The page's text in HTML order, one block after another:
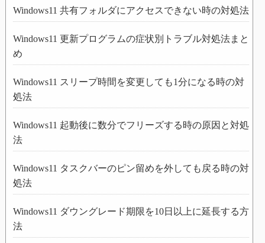
Windows11 共有フォルダにアクセスできない時の対処法
Windows11 更新プログラムの症状別トラブル対処法まと
め
Windows11 スリープ時間を変更しても1分になる時の対
処法
Windows11 起動後に数分でフリーズする時の原因と対処
法
Windows11 タスクバーのピン留めを外しても戻る時の対
処法
Windows11 ダウングレード期限を10日以上に延長する方
法